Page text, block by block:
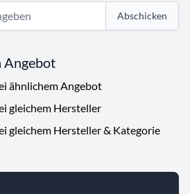
Abschicken
Angebot
ähnlichem Angebot
gleichem Hersteller
gleichem Hersteller & Kategorie